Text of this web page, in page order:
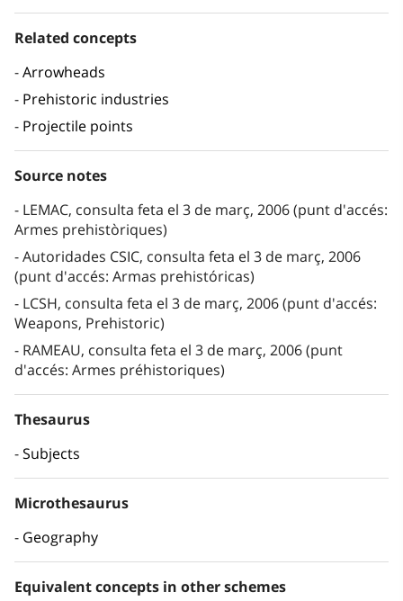
Related concepts
Arrowheads
Prehistoric industries
Projectile points
Source notes
LEMAC, consulta feta el 3 de març, 2006 (punt d'accés:
Armes prehistòriques)
Autoridades CSIC, consulta feta el 3 de març, 2006
(punt d'accés: Armas prehistóricas)
LCSH, consulta feta el 3 de març, 2006 (punt d'accés:
Weapons, Prehistoric)
RAMEAU, consulta feta el 3 de març, 2006 (punt
d'accés: Armes préhistoriques)
Thesaurus
Subjects
Microthesaurus
Geography
Equivalent concepts in other schemes